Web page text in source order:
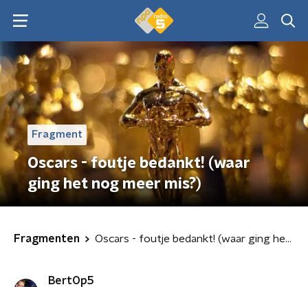
Fragment
Oscars - foutje bedankt! (waar
ging het nog meer mis?)
Fragmenten Oscars - foutje bedankt! (waar ging het nog meer mis?)
BertOp5